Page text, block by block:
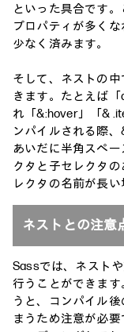
といった具合です
プロパティが多く
少なく済みます。
そして、ネストの
きます。たとえば
れ「&:hover」「&
ンパイルされる際
あいだに半角スペ
クタと子セレクタ
レクタの名前が長い
ネストとの注意
Sassでは、ネスト
行うことができま
うと、コンパイル
まうため注意が必